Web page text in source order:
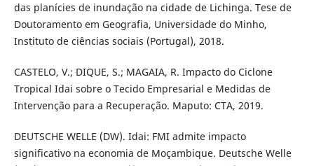
das planícies de inundação na cidade de Lichinga. Tese de
Doutoramento em Geografia, Universidade do Minho,
Instituto de ciências sociais (Portugal), 2018.
CASTELO, V.; DIQUE, S.; MAGAIA, R. Impacto do Ciclone
Tropical Idai sobre o Tecido Empresarial e Medidas de
Intervenção para a Recuperação. Maputo: CTA, 2019.
DEUTSCHE WELLE (DW). Idai: FMI admite impacto
significativo na economia de Moçambique. Deutsche Welle